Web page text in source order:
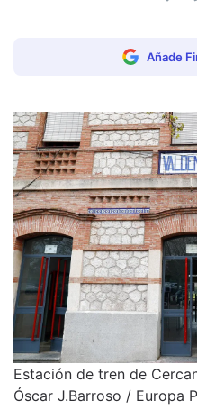
Añade
Estación de tren de
Óscar J.Barroso / Europa